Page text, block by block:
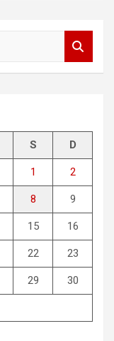
S D
1 2
8 9
15 16
22 23
29 30